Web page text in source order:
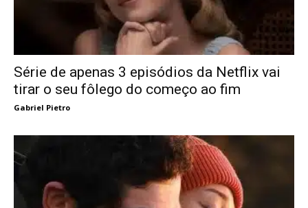
Série de apenas 3 episódios da Netflix vai
tirar o seu fôlego do começo ao fim
Gabriel Pietro